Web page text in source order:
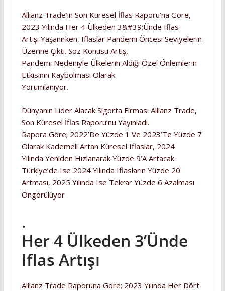
Allianz Trade’in Son Küresel İflas Raporu’na Göre,
2023 Yılında Her 4 Ülkeden 3&#39;ünde Iflas
Artışı Yaşanırken, Iflaslar Pandemi Öncesi Seviyelerin
Üzerine Çıktı. Söz Konusu Artış,
Pandemi Nedeniyle Ülkelerin Aldığı Özel Önlemlerin
Etkisinin Kaybolması Olarak
Yorumlanıyor.
Dünyanın Lider Alacak Sigorta Firması Allianz Trade,
Son Küresel İflas Raporu’nu Yayınladı.
Rapora Göre; 2022’de Yüzde 1 Ve 2023’te Yüzde 7
Olarak Kademeli Artan Küresel Iflaslar, 2024
Yılında Yeniden Hızlanarak Yüzde 9’a Artacak.
Türkiye’de Ise 2024 Yılında Iflasların Yüzde 20
Artması, 2025 Yılında Ise Tekrar Yüzde 6 Azalması
Öngörülüyor
.
Her 4 Ülkeden 3’ünde
Iflas Artışı
Allianz Trade Raporuna Göre; 2023 Yılında Her Dört